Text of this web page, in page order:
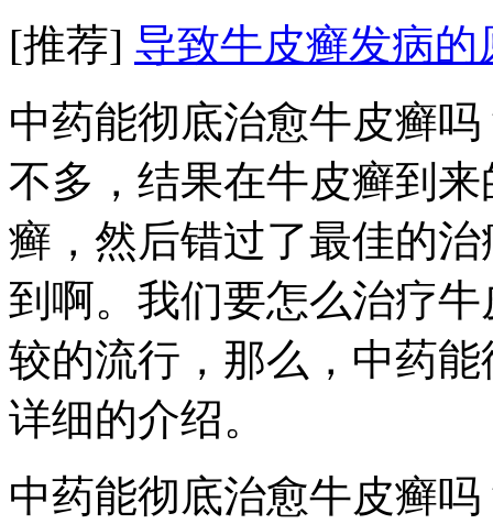
[推荐] 导致牛皮癣发病的
中药能彻底治愈牛皮癣
不多，结果在牛皮癣到
癣，然后错过了最佳的
到啊。我们要怎么治疗
较的流行，那么，中药
详细的介绍。
中药能彻底治愈牛皮癣